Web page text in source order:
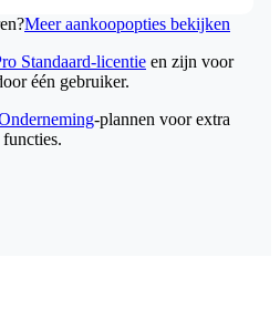
Meer aankoopopties bekijken
Standaard-licentie en zijn voor
één gebruiker.
-plannen voor extra
functies.